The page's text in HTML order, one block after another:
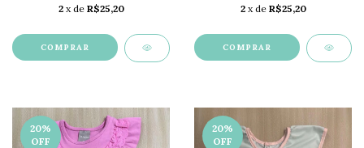
2 x de R$25,20
COMPRAR
2 x de R$25,20
COMPRAR
20%
OFF
20%
OFF